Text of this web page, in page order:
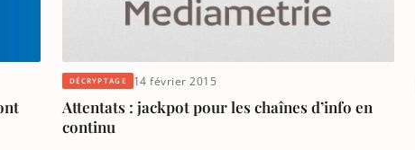
DÉCRYPTAGE 14 février 2015
Attentats : jackpot pour les chaînes d’info en
continu